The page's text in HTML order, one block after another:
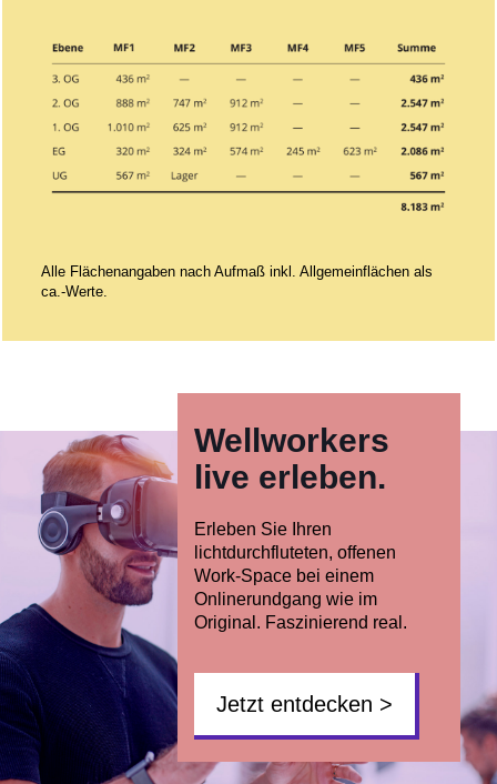
Alle Flächenangaben nach Aufmaß inkl. Allgemeinflächen als
ca.-Werte.
Wellworkers
live erleben.
Erleben Sie Ihren
lichtdurchfluteten, offenen
Work-Space bei einem
Onlinerundgang wie im
Original. Faszinierend real.
Jetzt entdecken >